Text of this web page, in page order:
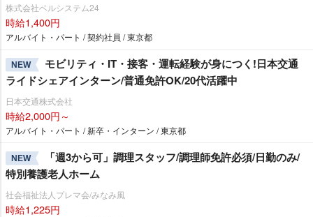
株式会社ベルシステム24
時給1,400円
アルバイト・パート / 契約社員 / 東京都
NEW
モビリティ・IT・接客・運転経験が身につく!日本交通
ライドシェアインターン/普通免許OK/20代活躍中
日本交通株式会社
時給2,000円～
アルバイト・パート / 新卒・インターン / 東京都
NEW
「週3から可」調理スタッフ/調理師免許必須/日勤のみ/
特別養護老人ホーム
社会福祉法人プレマ会/みなみ風
時給1,225円